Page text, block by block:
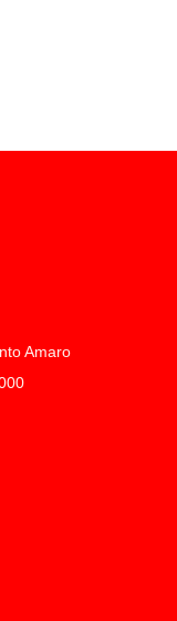
Amaro